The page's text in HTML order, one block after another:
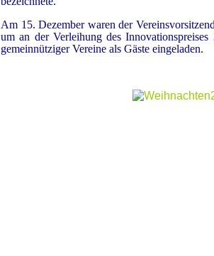
Am 15. Dezember waren der
um an der Verleihung des
gemeinnütziger Vereine als Gäste eingeladen.